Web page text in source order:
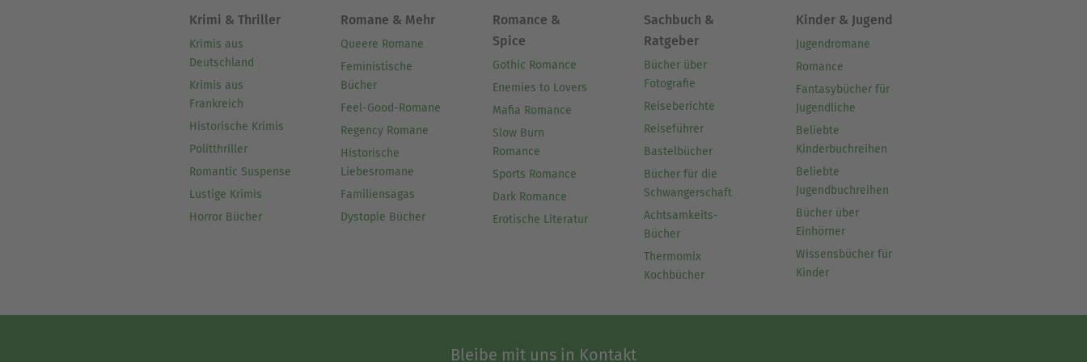
Krimi & Thriller
Krimis aus
Deutschland
Krimis aus
Frankreich
Historische Krimis
Politthriller
Romantic Suspense
Lustige Krimis
Horror Bücher
Romane & Mehr
Queere Romane
Feministische
Bücher
Feel-Good-Romane
Regency Romane
Historische
Liebesromane
Familiensagas
Dystopie Bücher
Romance &
Spice
Gothic Romance
Enemies to Lovers
Mafia Romance
Slow Burn
Romance
Sports Romance
Dark Romance
Erotische Literatur
Sachbuch &
Ratgeber
Bücher über
Fotografie
Reiseberichte
Reiseführer
Bastelbücher
Bücher für die
Schwangerschaft
Achtsamkeits-
Bücher
Thermomix
Kochbücher
Kinder & Jugend
Jugendromane
Romance
Fantasybücher für
Jugendliche
Beliebte
Kinderbuchreihen
Beliebte
Jugendbuchreihen
Bücher über
Einhörner
Wissensbücher für
Kinder
Bleibe mit uns in Kontakt